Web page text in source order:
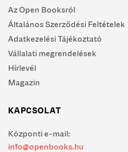
Az Open Booksról
Általános Szerződési Feltételek
Adatkezelési Tájékoztató
Vállalati megrendelések
Hírlevél
Magazin
KAPCSOLAT
Központi e-mail:
info@openbooks.hu